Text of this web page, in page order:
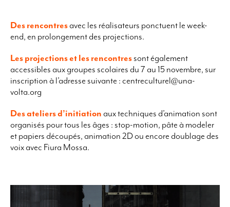
Des rencontres avec les réalisateurs ponctuent le week-
end, en prolongement des projections.
Les projections et les rencontres sont également
accessibles aux groupes scolaires du 7 au 15 novembre, sur
inscription à l’adresse suivante : centreculturel@una-
volta.org
Des ateliers d’initiation aux techniques d’animation sont
organisés pour tous les âges : stop-motion, pâte à modeler
et papiers découpés, animation 2D ou encore doublage des
voix avec Fiura Mossa.